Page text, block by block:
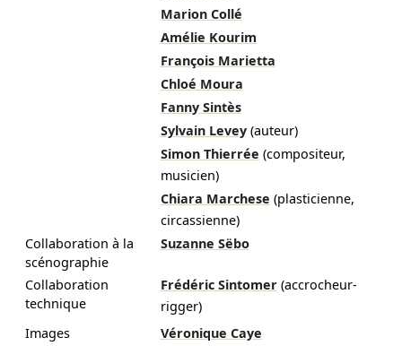
Marion Collé
Amélie Kourim
François Marietta
Chloé Moura
Fanny Sintès
Sylvain Levey (auteur)
Simon Thierrée (compositeur,
musicien)
Chiara Marchese (plasticienne,
circassienne)
Collaboration à la
scénographie
Suzanne Sëbo
Collaboration
technique
Frédéric Sintomer (accrocheur-
rigger)
Images
Véronique Caye